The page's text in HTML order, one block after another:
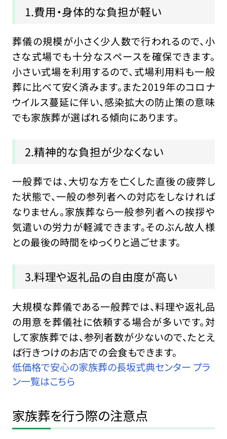
1.費用・身体的な負担が軽い
葬儀の規模が小さく少人数で行われるので、小
さな式場でも十分なスペースを確保できます。
小さい式場を利用するので、式場利用料も一般
葬に比べて安く済みます。また2019年のコロナ
ウイルス蔓延に伴い、感染拡大の防止策の意味
でも家族葬が選ばれる傾向にあります。
2.精神的な負担が少なくない
一般葬では、大切な方を亡くした直後の疲弊し
た状態で、一般の参列者への対応をしなければ
なりません。家族葬なら一般参列者への挨拶や
気遣いの労力が軽減できます。そのぶん故人様
との最後の時間をゆっくりと過ごせます。
3.料理や返礼品の自由度が高い
大規模な葬儀である一般葬では、料理や返礼品
の用意を葬儀社に依頼する場合が多いです。対
して家族葬では、参列者数が少ないので、たとえ
ば行きつけのお店での会食もできます。
低価格で安心の家族葬の長坂式典センター プラ
ン一覧はこちら
家族葬を行う際の注意点